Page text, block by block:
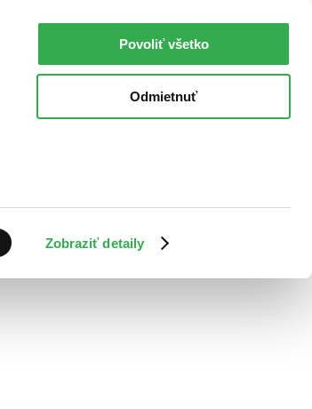
Zobraziť detaily
Povoliť všetko
Odmietnuť